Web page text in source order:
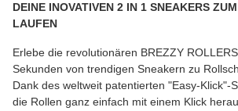
DEINE INOVATIVEN 2 IN 1 SNEAKERS
LAUFEN
Erlebe die revolutionären BREZZY
Sekunden von trendigen Sneakern zu
Dank des weltweit patentierten "Easy-Klick"-
die Rollen ganz einfach mit einem Klick